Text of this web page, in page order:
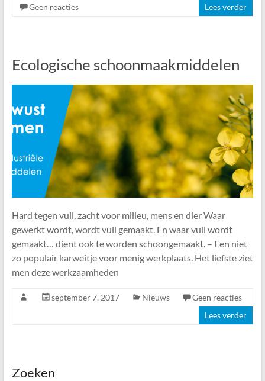
Geen reacties Lees verder
Ecologische schoonmaakmiddelen
Hard tegen vuil, zacht voor milieu, mens en dier Waar
gewerkt wordt, wordt vuil gemaakt. En waar vuil wordt
gemaakt… dient ook te worden schoongemaakt. – Een niet
zo populair karweitje voor menig werkplaats. Het liefste ziet
men deze werkzaamheden
september 7, 2017 Nieuws
Geen reacties
Lees verder
Zoeken